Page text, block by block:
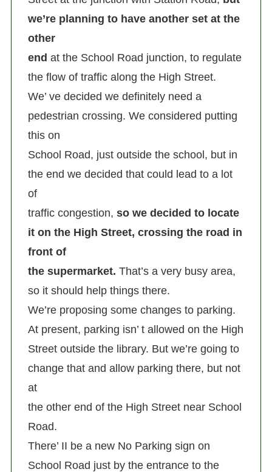
we’re planning to have another set at the
other
end at the School Road junction, to regulate
the flow of traffic along the High Street.
We’ ve decided we definitely need a
pedestrian crossing. We considered putting
this on
School Road, just outside the school, but in
the end we decided that could lead to a lot
of
traffic congestion, so we decided to locate
it on the High Street, crossing the road in
front of
the supermarket. That’s a very busy area,
so it should help things there.
We’re proposing some changes to parking.
At present, parking isn’ t allowed on the High
Street outside the library. But we’re going to
change that and allow parking there, but not
at
the other end of the High Street near School
Road.
There’ II be a new No Parking sign on
School Road just by the entrance to the